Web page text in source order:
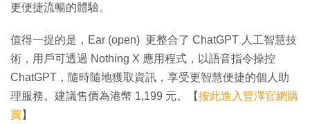
更便捷流暢的體驗。
值得一提的是，Ear (open) 更整合了 ChatGPT 人工智慧技
術，用戶可透過 Nothing X 應用程式，以語音指令操控
ChatGPT，隨時隨地獲取資訊，享受更智慧便捷的個人助
理服務。建議售價為港幣 1,199 元。【按此進入豐澤官網購
買 】